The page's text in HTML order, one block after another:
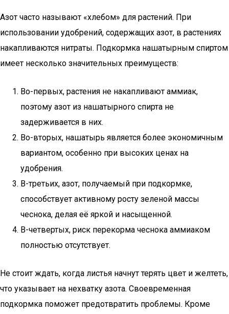
Азот часто называют «хлебом» для растений. При
использовании удобрений, содержащих азот, в растениях
накапливаются нитраты. Подкормка нашатырным спиртом
имеет несколько значительных преимуществ:
Во-первых, растения не накапливают аммиак,
поэтому азот из нашатырного спирта не
задерживается в них.
Во-вторых, нашатырь является более экономичным
вариантом, особенно при высоких ценах на
удобрения.
В-третьих, азот, получаемый при подкормке,
способствует активному росту зеленой массы
чеснока, делая её яркой и насыщенной.
В-четвертых, риск перекорма чеснока аммиаком
полностью отсутствует.
Не стоит ждать, когда листья начнут терять цвет и желтеть,
что указывает на нехватку азота. Своевременная
подкормка поможет предотвратить проблемы. Кроме